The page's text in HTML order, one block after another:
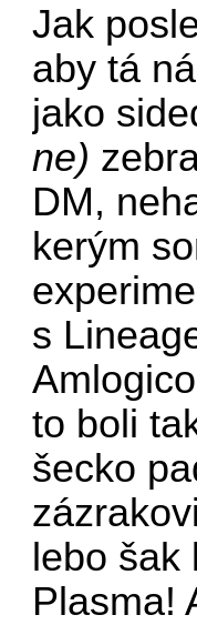
Jak
aby tá
jako
ne)
DM,
kerým
s
to boli
šecko
lebo šak
Plasma!